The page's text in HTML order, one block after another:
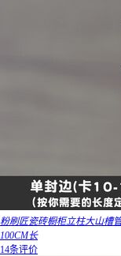
粉刷匠瓷砖橱柜立柱大山槽
100CM长
14条评价